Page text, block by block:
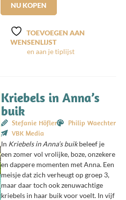
NU KOPEN
TOEVOEGEN AAN
WENSENLIJST
Kriebels in Anna’s
buik
Stefanie Höfler
Philip Waechter
VBK Media
In Kriebels in Anna’s buikbeleef je
een zomer vol vrolijke, boze, onzekere
en dappere momenten met Anna. Een
meisje dat zich verheugt op groep 3,
maar daar toch ook zenuwachtige
kriebels in haar buik voor voelt. In vijf